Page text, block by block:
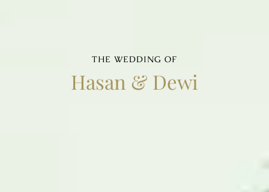
THE WEDDING OF
Hasan & Dewi
The Wedding of